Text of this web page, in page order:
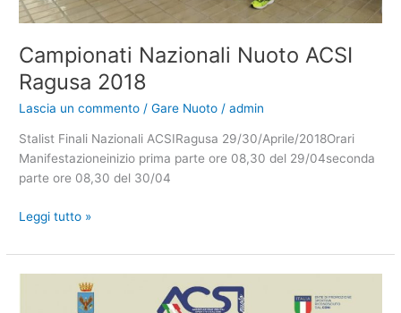
Campionati Nazionali Nuoto ACSI
Ragusa 2018
Lascia un commento /Gare Nuoto /admin
Stalist Finali Nazionali ACSIRagusa 29/30/Aprile/2018Orari
Manifestazioneinizio prima parte ore 08,30 del 29/04seconda
parte ore 08,30 del 30/04
Campionati
Nuoto
ACSI
Leggi tutto »